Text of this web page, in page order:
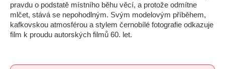
pravdu o podstatě místního běhu věcí, a protože odmítne
mlčet, stává se nepohodlným. Svým modelovým příběhem,
kafkovskou atmosférou a stylem černobílé fotografie odkazuje
film k proudu autorských filmů 60. let.